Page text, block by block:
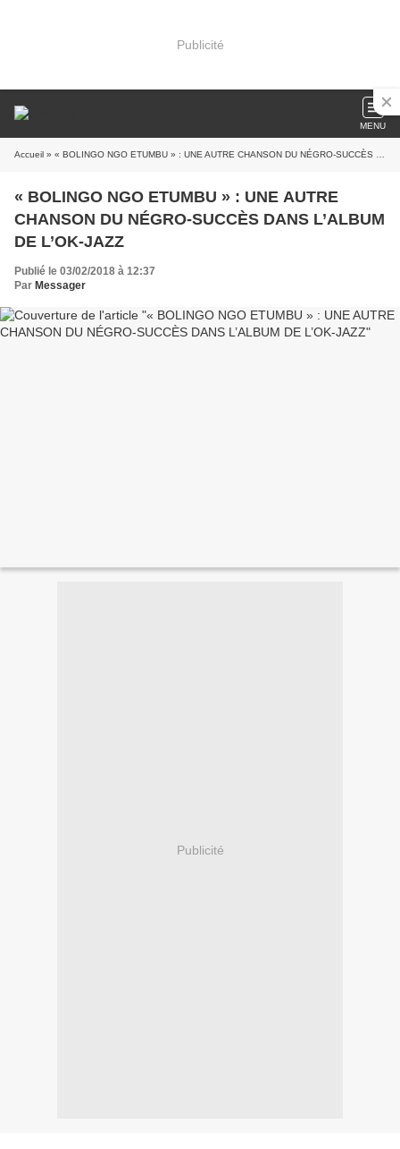
Publicité
MENU
Accueil » « BOLINGO NGO ETUMBU » : UNE AUTRE CHANSON DU NÉGRO-SUCCÈS DANS L’ALBUM DE L’OK-JAZZ
« BOLINGO NGO ETUMBU » : UNE AUTRE
CHANSON DU NÉGRO-SUCCÈS DANS L’ALBUM
DE L’OK-JAZZ
Publié le 03/02/2018 à 12:37
Par Messager
Publicité